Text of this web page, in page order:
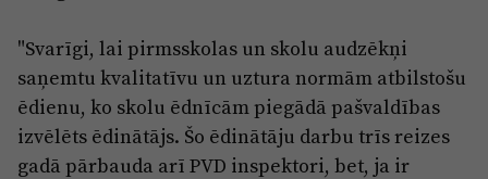
"Svarīgi, lai pirmsskolas un skolu audzēkņi
saņemtu kvalitatīvu un uztura normām atbilstošu
ēdienu, ko skolu ēdnīcām piegādā pašvaldības
izvēlēts ēdinātājs. Šo ēdinātāju darbu trīs reizes
gadā pārbauda arī PVD inspektori, bet, ja ir